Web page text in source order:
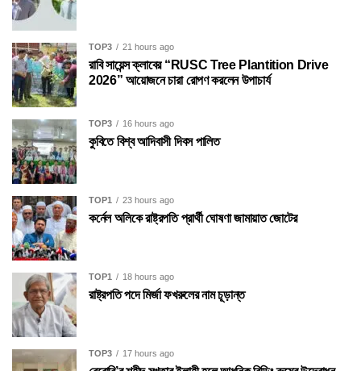
TOP3 21 hours ago
রাবি সায়েন্স ক্লাবের “RUSC Tree Plantition Drive
2026” আয়োজনে চারা রোপণ করলেন উপাচার্য
TOP3 16 hours ago
কুবিতে বিশ্ব আদিবাসী দিবস পালিত
TOP1 23 hours ago
কর্নেল অলিকে রাষ্ট্রপতি প্রার্থী ঘোষণা জামায়াত জোটের
TOP1 18 hours ago
রাষ্ট্রপতি পদে মির্জা ফখরুলের নাম চূড়ান্ত
TOP3 17 hours ago